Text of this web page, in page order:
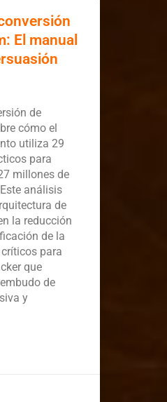
El manual
de
cómo el
utiliza 29
para
millones de
análisis
de
la reducción
de la
para
que
de
y